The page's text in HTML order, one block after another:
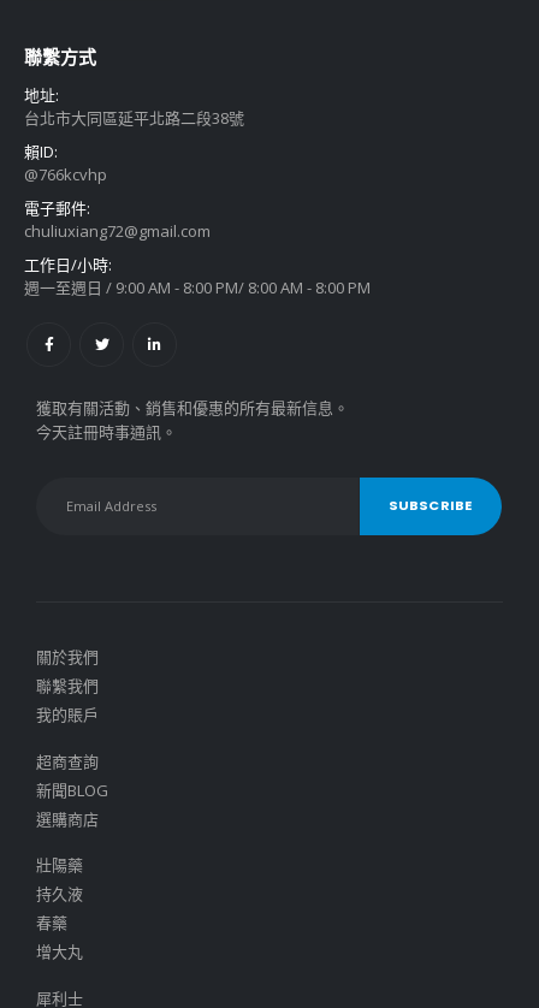
聯繫方式
地址:
台北市大同區延平北路二段38號
賴ID:
@766kcvhp
電子郵件:
chuliuxiang72@gmail.com
工作日/小時:
週一至週日 / 9:00 AM - 8:00 PM/ 8:00 AM - 8:00 PM
獲取有關活動、銷售和優惠的所有最新信息。
今天註冊時事通訊。
關於我們
聯繫我們
我的賬戶
超商查詢
新聞BLOG
選購商店
壯陽藥
持久液
春藥
增大丸
犀利士